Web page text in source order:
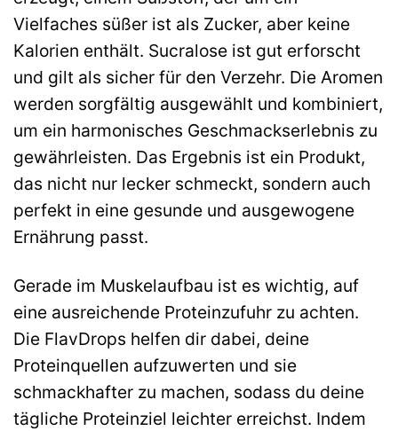
Vielfaches süßer ist als Zucker, aber keine
Kalorien enthält. Sucralose ist gut erforscht
und gilt als sicher für den Verzehr. Die Aromen
werden sorgfältig ausgewählt und kombiniert,
um ein harmonisches Geschmackserlebnis zu
gewährleisten. Das Ergebnis ist ein Produkt,
das nicht nur lecker schmeckt, sondern auch
perfekt in eine gesunde und ausgewogene
Ernährung passt.
Gerade im Muskelaufbau ist es wichtig, auf
eine ausreichende Proteinzufuhr zu achten.
Die FlavDrops helfen dir dabei, deine
Proteinquellen aufzuwerten und sie
schmackhafter zu machen, sodass du deine
tägliche Proteinziel leichter erreichst. Indem